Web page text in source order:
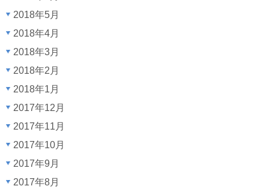
2018年5月
2018年4月
2018年3月
2018年2月
2018年1月
2017年12月
2017年11月
2017年10月
2017年9月
2017年8月